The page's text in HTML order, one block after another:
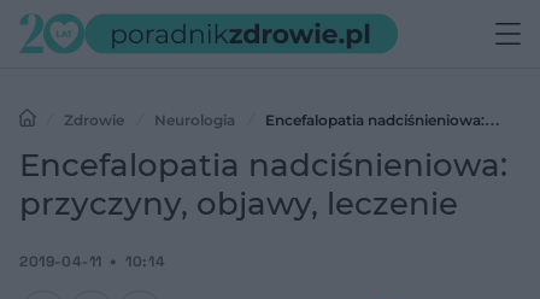
Zdrowie Neurologia
Encefalopatia nadciśnieniowa:
przyczyny, objawy, leczenie
Encefalopatia nadciśnieniowa:
przyczyny, objawy, leczenie
2019-04-11 10:14